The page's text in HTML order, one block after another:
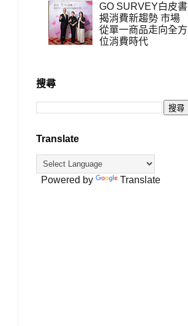
GO SURVEY白皮書
揭消費新趨勢 市場
從單一商品走向全方
位消費時代
搜尋
Translate
Powered by Translate